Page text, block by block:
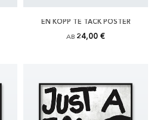
EN KOPP TE TACK POSTER
AB 24,00 €